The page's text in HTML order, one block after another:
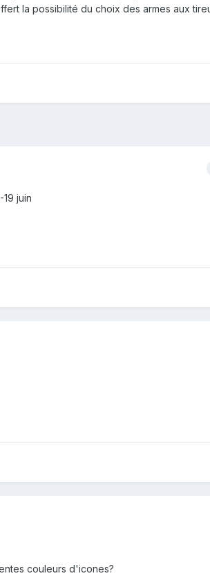
la possibilité du choix des armes aux
juin
couleurs d'icones?